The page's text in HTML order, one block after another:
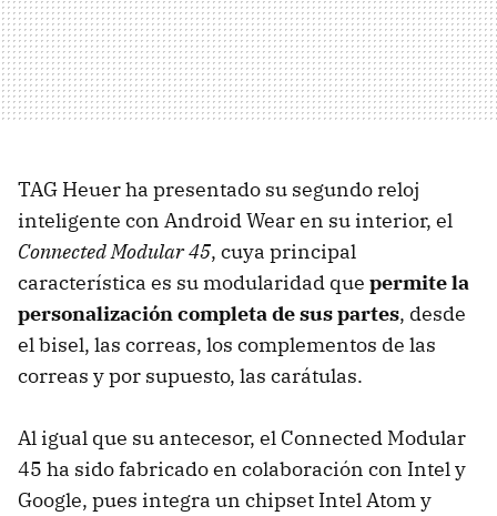
TAG Heuer ha presentado su segundo reloj
inteligente con Android Wear en su interior, el
Connected Modular 45, cuya principal
característica es su modularidad que permite la
personalización completa de sus partes, desde
el bisel, las correas, los complementos de las
correas y por supuesto, las carátulas.
Al igual que su antecesor, el Connected Modular
45 ha sido fabricado en colaboración con Intel y
Google, pues integra un chipset Intel Atom y